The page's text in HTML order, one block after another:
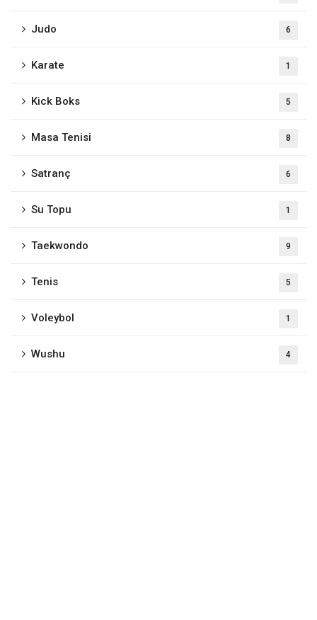
Judo 6
Karate 1
Kick Boks 5
Masa Tenisi 8
Satranç 6
Su Topu 1
Taekwondo 9
Tenis 5
Voleybol 1
Wushu 4